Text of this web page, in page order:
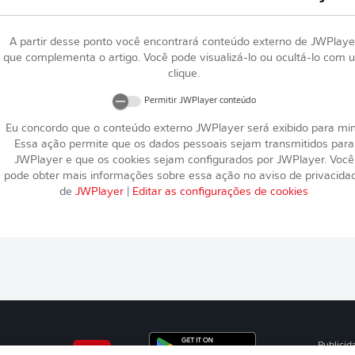
A partir desse ponto você encontrará conteúdo externo de
que complementa o artigo. Você pode visualizá-lo ou ocultá-lo com
clique.
Permitir JWPlayerconteúdo
Eu concordo que o conteúdo externo JWPlayerserá exibido para
Essa ação permite que os dados pessoais sejam transmitidos para
JWPlayere que os cookies sejam configurados por JWPlayer. Você
pode obter mais informações sobre essa ação no aviso de
de JWPlayer Editar as configurações de cookies